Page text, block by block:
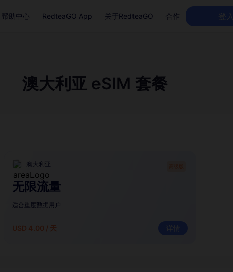
帮助中心 RedteaGO App 关于RedteaGO 合作 登入
澳大利亚 eSIM 套餐
澳大利亚
无限流量
适合重度数据用户
USD 4.00 / 天 详情